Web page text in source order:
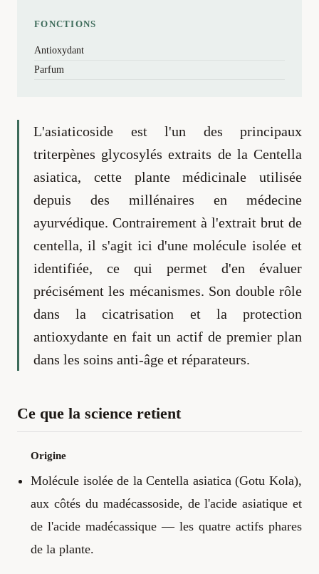
L'asiaticoside est l'un des principaux
triterpènes glycosylés extraits de la Centella
asiatica, cette plante médicinale utilisée
depuis des millénaires en médecine
ayurvédique. Contrairement à l'extrait brut de
centella, il s'agit ici d'une molécule isolée et
identifiée, ce qui permet d'en évaluer
précisément les mécanismes. Son double rôle
dans la cicatrisation et la protection
antioxydante en fait un actif de premier plan
dans les soins anti-âge et réparateurs.
Ce que la science retient
Origine
Molécule isolée de la Centella asiatica (Gotu Kola),
aux côtés du madécassoside, de l'acide asiatique et
de l'acide madécassique — les quatre actifs phares
de la plante.
FONCTIONS
Antioxydant
Parfum